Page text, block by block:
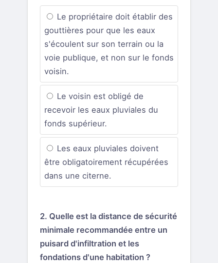
Le propriétaire doit établir des
gouttières pour que les eaux
s'écoulent sur son terrain ou la
voie publique, et non sur le fonds
voisin.
Le voisin est obligé de
recevoir les eaux pluviales du
fonds supérieur.
Les eaux pluviales doivent
être obligatoirement récupérées
dans une citerne.
2. Quelle est la distance de sécurité
minimale recommandée entre un
puisard d'infiltration et les
fondations d'une habitation ?